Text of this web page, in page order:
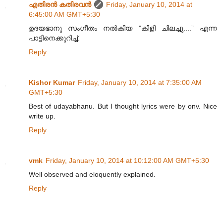
എതിരന്‍ കതിരവന്‍
Friday, January 10, 2014 at
6:45:00 AM GMT+5:30
ഉദയഭാനു സംഗീതം നൽകിയ ”കിളി ചിലച്ചൂ....” എന്ന
പാട്ടിനെക്കുറിച്ച്.
Reply
Kishor Kumar Friday, January 10, 2014 at 7:35:00 AM
GMT+5:30
Best of udayabhanu. But I thought lyrics were by onv. Nice
write up.
Reply
vmk Friday, January 10, 2014 at 10:12:00 AM GMT+5:30
Well observed and eloquently explained.
Reply